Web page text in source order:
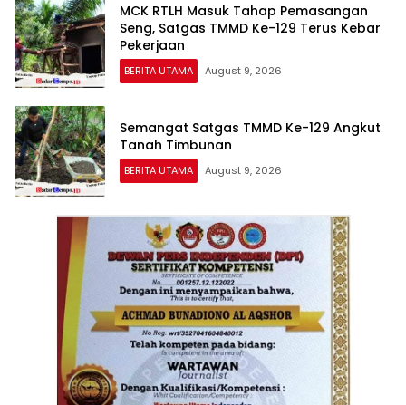
MCK RTLH Masuk Tahap Pemasangan
Seng, Satgas TMMD Ke-129 Terus Kebar
Pekerjaan
BERITA UTAMA August 9, 2026
Semangat Satgas TMMD Ke-129 Angkut
Tanah Timbunan
BERITA UTAMA August 9, 2026